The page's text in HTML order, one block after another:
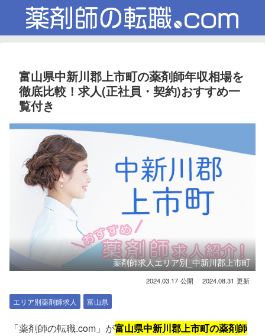
富山県中新川郡上市町の薬剤師年収相場を
徹底比較！求人(正社員・契約)おすすめ一
覧付き
薬剤師求人エリア別_中新川郡上市町
2024.03.17 2024.08.31
エリア別薬剤師求人 富山県
「薬剤師の転職.com」が富山県中新川郡上市町の薬剤師